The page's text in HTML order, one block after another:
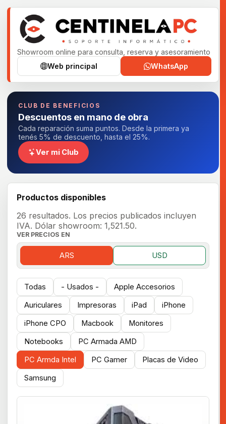
Showroom online para consulta, reserva y asesoramiento
Web principal
WhatsApp
CLUB DE BENEFICIOS
Descuentos en mano de obra
Cada reparación suma puntos. Desde la primera ya
tenés 5% de descuento, hasta el 25%.
Ver mi Club
Productos disponibles
26 resultados. Los precios publicados incluyen
IVA. Dólar showroom: 1,521.50.
VER PRECIOS EN
ARS USD
Todas - Usados -
Apple Accesorios
Auriculares
Impresoras iPad
iPhone
iPhone CPO
Macbook
Monitores
Notebooks
PC Armada AMD
PC Armda Intel
PC Gamer
Placas de Video
Samsung